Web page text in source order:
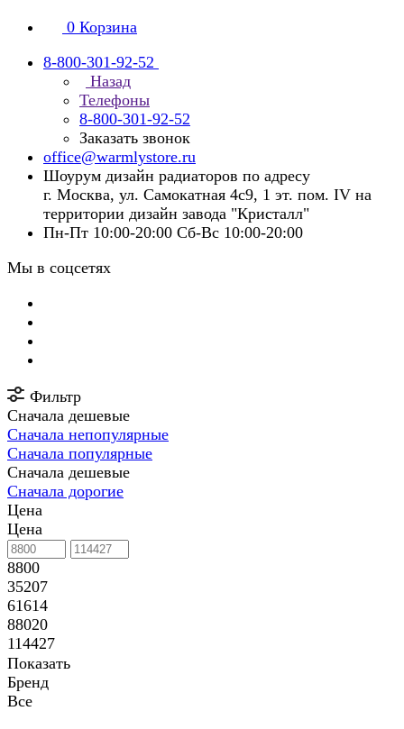
0 Корзина
8-800-301-92-52
Назад
Телефоны
8-800-301-92-52
Заказать звонок
office@warmlystore.ru
Шоурум дизайн радиаторов по адресу
г. Москва, ул. Самокатная 4с9, 1 эт. пом. IV на
территории дизайн завода "Кристалл"
Пн-Пт 10:00-20:00 Сб-Вс 10:00-20:00
Мы в соцсетях
Фильтр
Сначала дешевые
Сначала непопулярные
Сначала популярные
Сначала дешевые
Сначала дорогие
Цена
Цена
8800
35207
61614
88020
114427
Показать
Бренд
Все